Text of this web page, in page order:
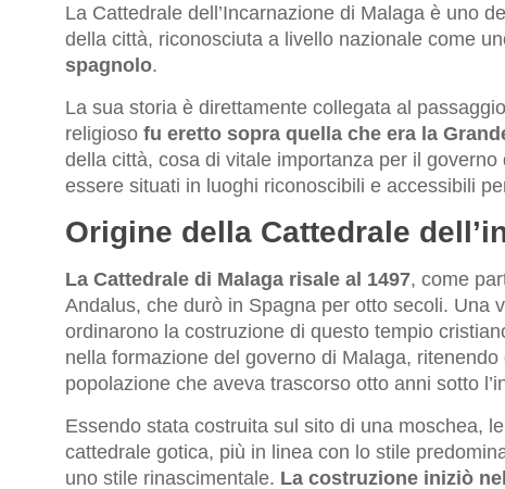
La Cattedrale dell’Incarnazione di Malaga è uno
della città, riconosciuta a livello nazionale come
spagnolo.
La sua storia è direttamente collegata al
religioso fu eretto sopra quella che era la
della città, cosa di vitale importanza per il
essere situati in luoghi riconoscibili e accessibili
Origine della Cattedrale
La Cattedrale di Malaga risale al 1497, come
Andalus, che durò in Spagna per otto secoli. Una
ordinarono la costruzione di questo tempio
nella formazione del governo di Malaga,
popolazione che aveva trascorso otto anni sotto
Essendo stata costruita sul sito di una moschea,
cattedrale gotica, più in linea con lo stile
uno stile rinascimentale. La costruzione iniziò